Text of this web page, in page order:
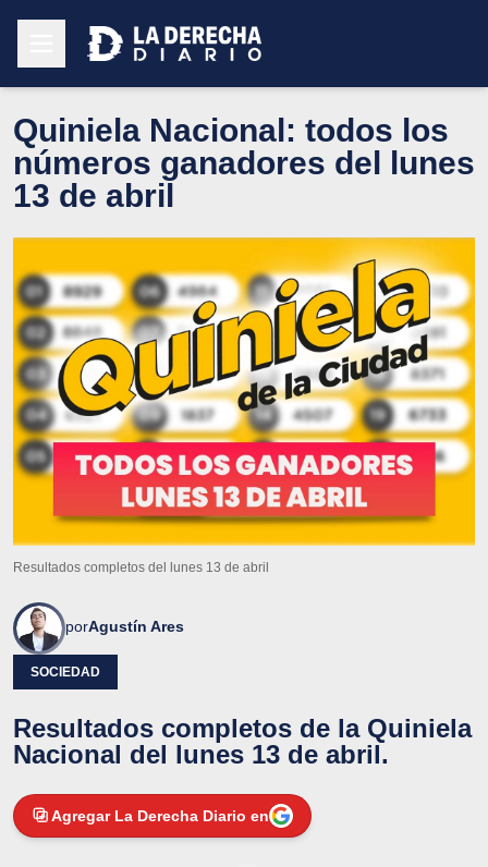
Quiniela Nacional: todos los
números ganadores del lunes
13 de abril
Resultados completos del lunes 13 de abril
porAgustín Ares
SOCIEDAD
Resultados completos de la Quiniela
Nacional del lunes 13 de abril.
Agregar La Derecha Diario en